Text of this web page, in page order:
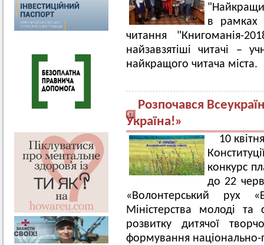
в рамках
читання "Книгоманія-
найзавзятіші читачі –
найкращого читача міста.
Розпочався
Україна!»
10
конкурс
до 22
«Волонтерський рух
Міністерства молоді
розвитку дитячої
формування національно-